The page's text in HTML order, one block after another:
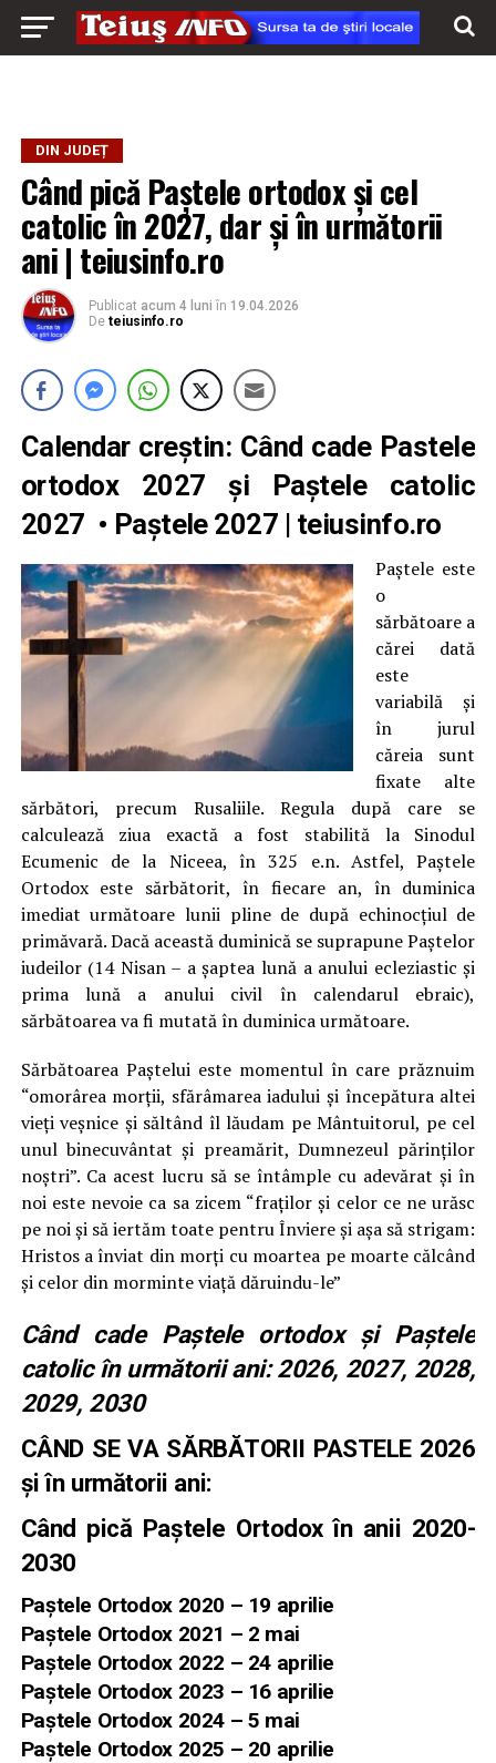
DIN JUDEȚ
Când pică Paștele ortodox și cel
catolic în 2027, dar și în următorii
ani | teiusinfo.ro
Publicat acum 4 luni în 19.04.2026
De teiusinfo.ro
Calendar creștin: Când cade Pastele
ortodox 2027 și Paștele catolic
2027 • Paștele 2027 | teiusinfo.ro
Paştele este
o
sărbătoare a
cărei dată
este
variabilă şi
în jurul
căreia sunt
fixate alte
sărbători, precum Rusaliile. Regula după care se
calculează ziua exactă a fost stabilită la Sinodul
Ecumenic de la Niceea, în 325 e.n. Astfel, Paştele
Ortodox este sărbătorit, în fiecare an, în duminica
imediat următoare lunii pline de după echinocţiul de
primăvară. Dacă această duminică se suprapune Paştelor
iudeilor (14 Nisan – a şaptea lună a anului ecleziastic şi
prima lună a anului civil în calendarul ebraic),
sărbătoarea va fi mutată în duminica următoare.
Sărbătoarea Paştelui este momentul în care prăznuim
“omorârea morţii, sfărâmarea iadului şi începătura altei
vieţi veşnice şi săltând îl lăudam pe Mântuitorul, pe cel
unul binecuvântat şi preamărit, Dumnezeul părinţilor
noştri”. Ca acest lucru să se întâmple cu adevărat şi în
noi este nevoie ca sa zicem “fraţilor şi celor ce ne urăsc
pe noi şi să iertăm toate pentru Înviere şi aşa să strigam:
Hristos a înviat din morţi cu moartea pe moarte călcând
şi celor din morminte viaţă dăruindu-le”
Când cade Paștele ortodox și Paștele
catolic în următorii ani: 2026, 2027, 2028,
2029, 2030
CÂND SE VA SĂRBĂTORII PASTELE 2026
și în următorii ani:
Când pică Paştele Ortodox în anii 2020-
2030
Paștele Ortodox 2020 – 19 aprilie
Paștele Ortodox 2021 – 2 mai
Paștele Ortodox 2022 – 24 aprilie
Paștele Ortodox 2023 – 16 aprilie
Paștele Ortodox 2024 – 5 mai
Paștele Ortodox 2025 – 20 aprilie